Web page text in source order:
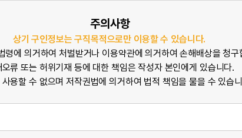
주의사항
상기 구인정보는 구직목적으로만 이용할 수 있습니다.
령에 의거하여 처벌받거나 이용약관에 의거하여 손해배상을 청구
오류 또는 허위기재 등에 대한 책임은 작성자 본인에게 있습니다.
용할 수 없으며 저작권법에 의거하여 법적 책임을 물을 수 있습